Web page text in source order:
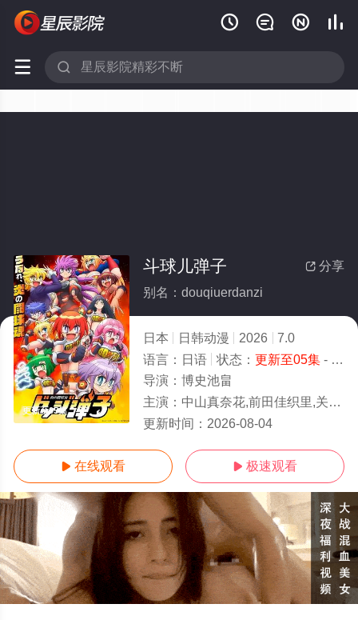
   
 
更新至05集
 分享
斗球儿弹子
别名：douqiuerdanzi
日本 日韩动漫 2026
7.0
语言： 日语 状态： 更新至05集- 免费在线观看
导演： 博史池畠
主演： 中山真奈花,前田佳织里,关根明良,大地叶,筱原侑,上坂堇,中村栞奈,若井友希,井口裕香,橘杏咲,长谷川玲奈,仁见纱绫,伊藤
更新时间： 2026-08-04
 在线观看  极速观看